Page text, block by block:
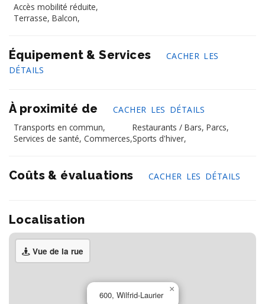
Accès mobilité réduite,
Terrasse, Balcon,
Équipement & Services
CACHER LES
DÉTAILS
À proximité de
CACHER LES DÉTAILS
Transports en commun,
Services de santé, Commerces,
Restaurants / Bars, Parcs,
Sports d'hiver,
Coûts & évaluations CACHER LES DÉTAILS
Localisation
Vue de la rue
600, Wilfrid-Laurier
×